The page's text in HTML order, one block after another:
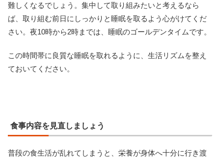
難しくなるでしょう。集中して取り組みたいと考えるなら
ば、取り組む前日にしっかりと睡眠を取るよう心がけてくだ
さい。夜10時から2時までは、睡眠のゴールデンタイムです。
この時間帯に良質な睡眠を取れるように、生活リズムを整え
ておいてください。
食事内容を見直しましょう
普段の食生活が乱れてしまうと、栄養が身体へ十分に行き渡